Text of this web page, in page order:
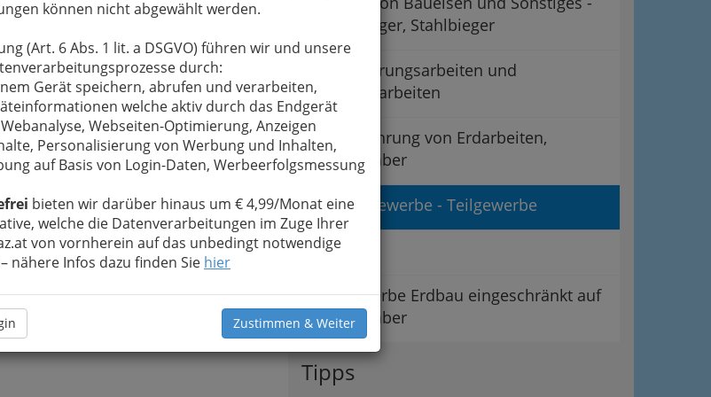
können nicht abgewählt werden.
(Art. 6 Abs. 1 lit. a DSGVO) führen wir und unsere
durch:
Gerät speichern, abrufen und verarbeiten,
welche aktiv durch das Endgerät
Webseiten-Optimierung, Anzeigen
Personalisierung von Werbung und Inhalten,
auf Basis von Login-Daten, Werbeerfolgsmessung
bieten wir darüber hinaus um € 4,99/Monat eine
welche die Datenverarbeitungen im Zuge Ihrer
von vornherein auf das unbedingt notwendige
nähere Infos dazu finden Sie hier
Zustimmen & Weiter
Eisenbieger, Stahlbieger
Demolierungsarbeiten und
Abbrucharbeiten
Durchführung von Erdarbeiten,
Deichgräber
Erdbaugewerbe - Teilgewerbe
LI Bau
Teilgewerbe Erdbau eingeschränkt auf
Totengräber
Tipps